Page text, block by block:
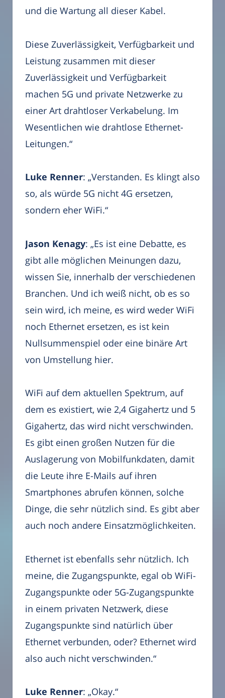
und die Wartung all dieser Kabel.
Diese Zuverlässigkeit, Verfügbarkeit und
Leistung zusammen mit dieser
Zuverlässigkeit und Verfügbarkeit
machen 5G und private Netzwerke zu
einer Art drahtloser Verkabelung. Im
Wesentlichen wie drahtlose Ethernet-
Leitungen.“
Luke Renner: „Verstanden. Es klingt also
so, als würde 5G nicht 4G ersetzen,
sondern eher WiFi.“
Jason Kenagy: „Es ist eine Debatte, es
gibt alle möglichen Meinungen dazu,
wissen Sie, innerhalb der verschiedenen
Branchen. Und ich weiß nicht, ob es so
sein wird, ich meine, es wird weder WiFi
noch Ethernet ersetzen, es ist kein
Nullsummenspiel oder eine binäre Art
von Umstellung hier.
WiFi auf dem aktuellen Spektrum, auf
dem es existiert, wie 2,4 Gigahertz und 5
Gigahertz, das wird nicht verschwinden.
Es gibt einen großen Nutzen für die
Auslagerung von Mobilfunkdaten, damit
die Leute ihre E-Mails auf ihren
Smartphones abrufen können, solche
Dinge, die sehr nützlich sind. Es gibt aber
auch noch andere Einsatzmöglichkeiten.
Ethernet ist ebenfalls sehr nützlich. Ich
meine, die Zugangspunkte, egal ob WiFi-
Zugangspunkte oder 5G-Zugangspunkte
in einem privaten Netzwerk, diese
Zugangspunkte sind natürlich über
Ethernet verbunden, oder? Ethernet wird
also auch nicht verschwinden.“
Luke Renner: „Okay.“